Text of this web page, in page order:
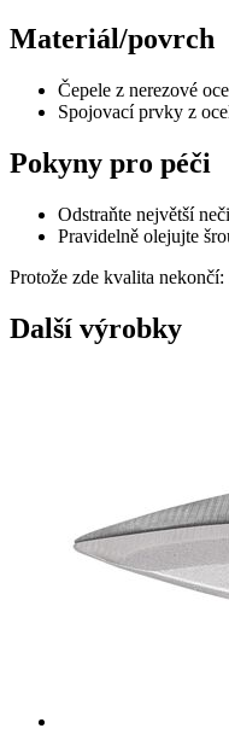
Materiál/povrch
Čepele z nerezové
Spojovací prvky z
Pokyny pro péči
Odstraňte největší
Pravidelně olejujte
Protože zde kvalita
Další výrobky